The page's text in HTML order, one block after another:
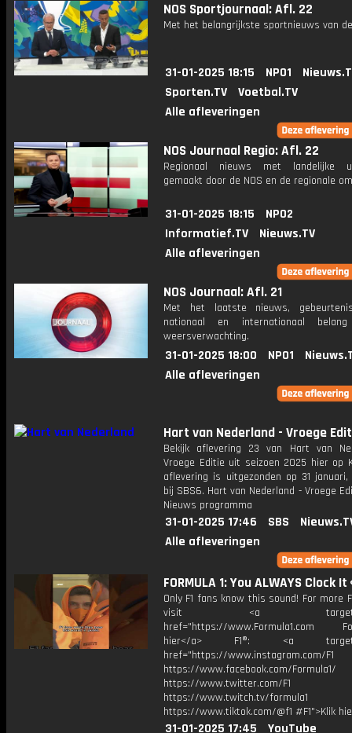
NOS Sportjournaal: Afl. 22
Met het belangrijkste sportnieuws van
31-01-2025 18:15 NPO1
Sporten.TV
Voetbal.TV
Alle afleveringen
NOS Journaal Regio: Afl. 22
Regionaal nieuws met landelijke
gemaakt door de NOS en de regionale
31-01-2025 18:15
NPO2
Informatief.TV
Nieuws.TV
Alle afleveringen
NOS Journaal: Afl. 21
Met het laatste nieuws,
nationaal en internationaal
weersverwachting.
31-01-2025 18:00 NPO1
Alle afleveringen
Hart van Nederland - Vroege
Bekijk aflevering 23 van Hart van
Vroege Editie uit seizoen 2025 hier op
aflevering is uitgezonden op 31 januari,
bij SBS6. Hart van Nederland - Vroege
Nieuws programma
31-01-2025 17:46 SBS
Alle afleveringen
FORMULA 1: You ALWAYS Clock
Only F1 fans know this sound! For more
visit <a
href="https://www.Formula1.com
hier</a> F1®: <a
href="https://www.instagram.com/F1
https://www.facebook.com/Formula1/
https://www.twitter.com/F1
https://www.twitch.tv/formula1
https://www.tiktok.com/@f1 #F1">Klik
31-01-2025 17:45 YouTube